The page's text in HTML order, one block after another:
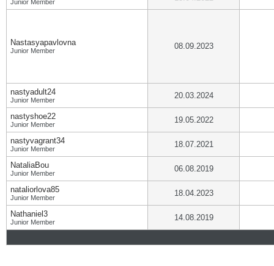
Junior Member
Nastasyapavlovna
Junior Member 08.09.2023
nastyadult24
Junior Member 20.03.2024
nastyshoe22
Junior Member 19.05.2022
nastyvagrant34
Junior Member 18.07.2021
NataliaBou
Junior Member 06.08.2019
nataliorlova85
Junior Member 18.04.2023
Nathaniel3
Junior Member 14.08.2019